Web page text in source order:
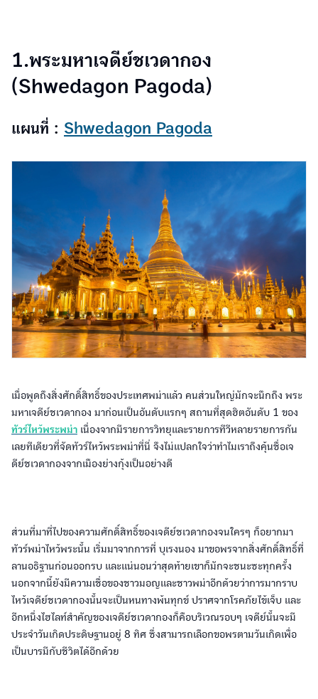
1.พระมหาเจดีย์ชเวดากอง
(Shwedagon Pagoda)
แผนที่ : Shwedagon Pagoda
เมื่อพูดถึงสิ่งศักดิ์สิทธิ์ของประเทศพม่าแล้ว คนส่วนใหญ่มักจะนึกถึง พระ
มหาเจดีย์ชเวดากอง มาก่อนเป็นอันดับแรกๆ สถานที่สุดฮิตอันดับ 1 ของ
ทัวร์ไหว้พระพม่า เนื่องจากมีรายการวิทยุและรายการทีวีหลายรายการกัน
เลยทีเดียวที่จัดทัวร์ไหว้พระพม่าที่นี่ จึงไม่แปลกใจว่าทำไมเราถึงคุ้นชื่อเจ
ดีย์ชเวดากองจากเมืองย่างกุ้งเป็นอย่างดี
ส่วนที่มาที่ไปของความศักดิ์สิทธิ์ของเจดีย์ชเวดากองจนใครๆ ก็อยากมา
ทัวร์พม่าไหว้พระนั้น เริ่มมาจากการที่ บุเรงนอง มาขอพรจากสิ่งศักดิ์สิทธิ์ที่
ลานอธิฐานก่อนออกรบ และแน่นอนว่าสุดท้ายเขาก็มักจะชนะซะทุกครั้ง
นอกจากนี้ยังมีความเชื่อของชาวมอญและชาวพม่าอีกด้วยว่าการมากราบ
ไหว้เจดีย์ชเวดากองนั้นจะเป็นหนทางพ้นทุกข์ ปราศจากโรคภัยไข้เจ็บ และ
อีกหนึ่งไฮไลท์สำคัญของเจดีย์ชเวดากองก็คือบริเวณรอบๆ เจดีย์นั้นจะมี
ประจำวันเกิดประดิษฐานอยู่ 8 ทิศ ซึ่งสามารถเลือกขอพรตามวันเกิดเพื่อ
เป็นบารมีกับชีวิตได้อีกด้วย